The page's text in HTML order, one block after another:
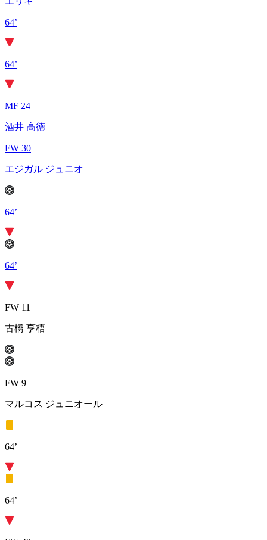
64’
64’
MF 24
酒井 高徳
FW 30
エジガル ジュニオ
64’
64’
FW 11
古橋 亨梧
FW 9
マルコス ジュニオール
64’
64’